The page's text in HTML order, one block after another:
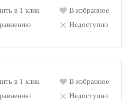
в 1 клик
В избранное
Недоступно
в 1 клик
В избранное
Недоступно